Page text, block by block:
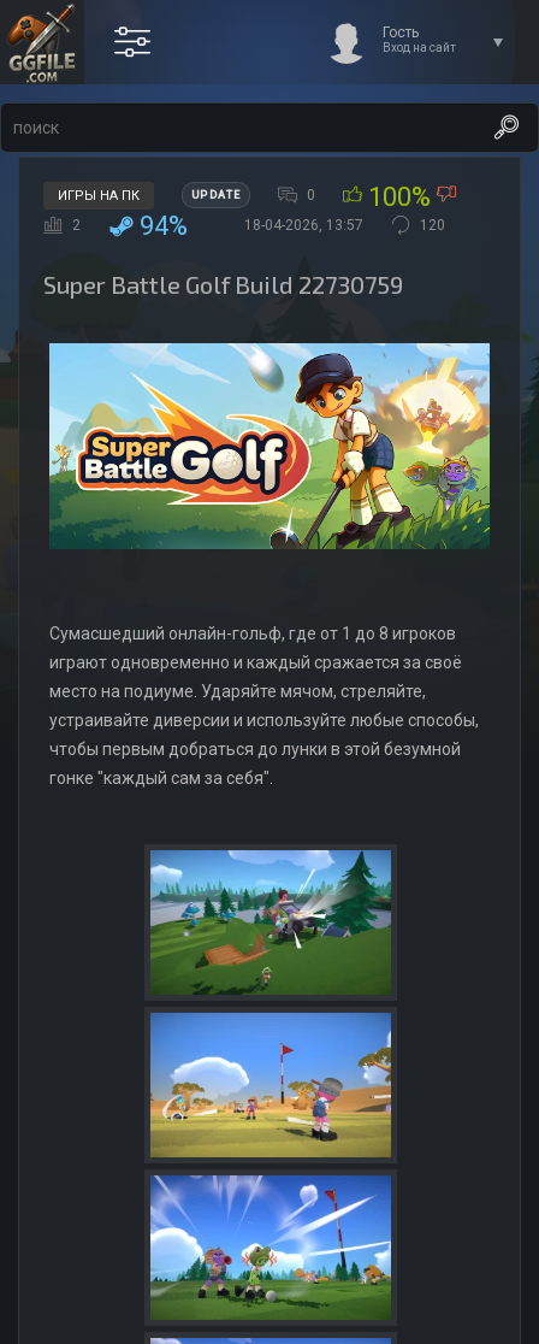
Гость
Вход на сайт
ИГРЫ НА ПК UPDATE 0 100%
2 94% 18-04-2026, 13:57 120
Super Battle Golf Build 22730759
Сумасшедший онлайн-гольф, где от 1 до 8 игроков
играют одновременно и каждый сражается за своё
место на подиуме. Ударяйте мячом, стреляйте,
устраивайте диверсии и используйте любые способы,
чтобы первым добраться до лунки в этой безумной
гонке "каждый сам за себя".